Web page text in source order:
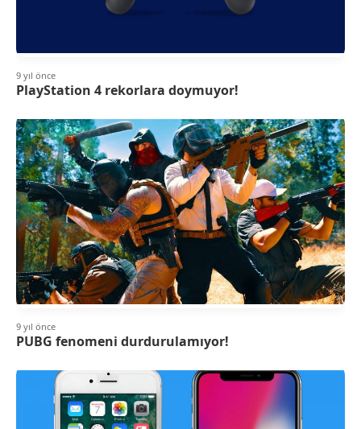
9 yıl önce
PlayStation 4 rekorlara doymuyor!
9 yıl önce
PUBG fenomeni durdurulamıyor!